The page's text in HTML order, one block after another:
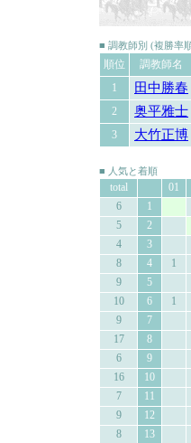
■ 調教師別 (複勝率
順位 調教師名
1
田中勝春
2 奥平雅士
3 大竹正博
■ 人気と着順
total 01
6
1
5
2
4
3
8
4 1
9
5
10
6 1
9
7
17
8
6
9
16
10
7
11
9
12
8
13